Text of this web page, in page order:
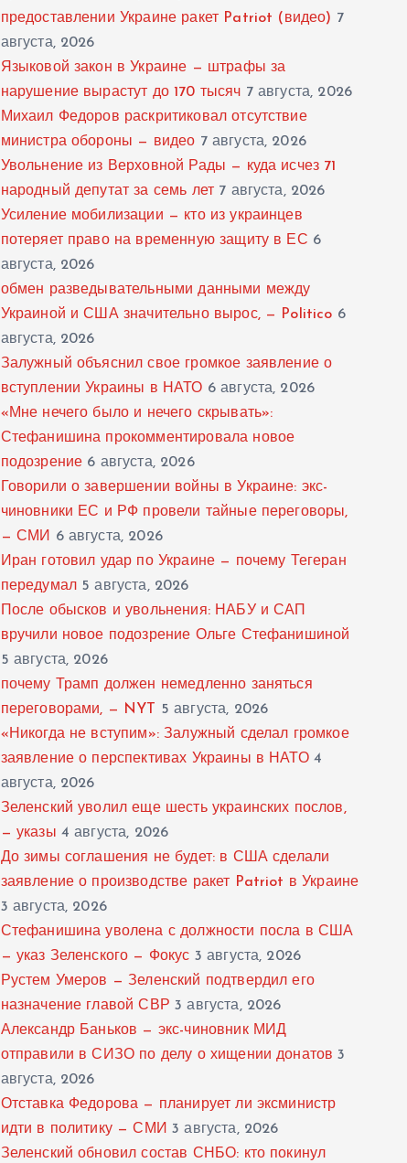
предоставлении Украине ракет Patriot (видео) 7
августа, 2026
Языковой закон в Украине — штрафы за
нарушение вырастут до 170 тысяч 7 августа, 2026
Михаил Федоров раскритиковал отсутствие
министра обороны — видео 7 августа, 2026
Увольнение из Верховной Рады — куда исчез 71
народный депутат за семь лет 7 августа, 2026
Усиление мобилизации — кто из украинцев
потеряет право на временную защиту в ЕС 6
августа, 2026
обмен разведывательными данными между
Украиной и США значительно вырос, — Politico 6
августа, 2026
Залужный объяснил свое громкое заявление о
вступлении Украины в НАТО 6 августа, 2026
«Мне нечего было и нечего скрывать»:
Стефанишина прокомментировала новое
подозрение 6 августа, 2026
Говорили о завершении войны в Украине: экс-
чиновники ЕС и РФ провели тайные переговоры,
— СМИ 6 августа, 2026
Иран готовил удар по Украине — почему Тегеран
передумал 5 августа, 2026
После обысков и увольнения: НАБУ и САП
вручили новое подозрение Ольге Стефанишиной
5 августа, 2026
почему Трамп должен немедленно заняться
переговорами, — NYT
5 августа, 2026
«Никогда не вступим»: Залужный сделал громкое
заявление о перспективах Украины в НАТО 4
августа, 2026
Зеленский уволил еще шесть украинских послов,
— указы 4 августа, 2026
До зимы соглашения не будет: в США сделали
заявление о производстве ракет Patriot в Украине
3 августа, 2026
Стефанишина уволена с должности посла в США
— указ Зеленского — Фокус 3 августа, 2026
Рустем Умеров — Зеленский подтвердил его
назначение главой СВР 3 августа, 2026
Александр Баньков — экс-чиновник МИД
отправили в СИЗО по делу о хищении донатов 3
августа, 2026
Отставка Федорова — планирует ли эксминистр
идти в политику — СМИ 3 августа, 2026
Зеленский обновил состав СНБО: кто покинул